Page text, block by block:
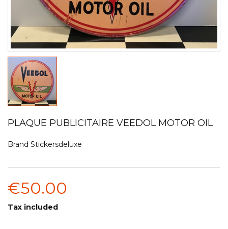
PLAQUE PUBLICITAIRE VEEDOL MOTOR OIL
Brand Stickersdeluxe
€50.00
Tax included